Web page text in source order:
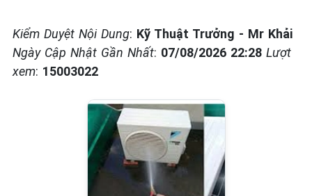
Kiểm Duyệt Nội Dung: Kỹ Thuật Trưởng - Mr Khải
Ngày Cập Nhật Gần Nhất: 07/08/2026 22:28 Lượt
xem: 15003022